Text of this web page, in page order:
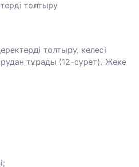
толтыру
толтыру, келесі
тұрады (12-сурет). Жеке